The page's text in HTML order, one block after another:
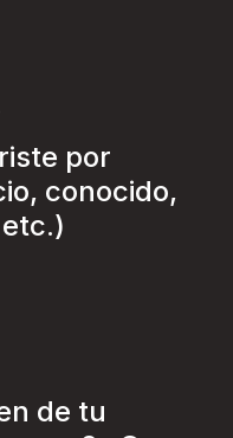
por
conocido,
de tu